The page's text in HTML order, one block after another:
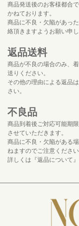
商品発送後のお客様都合
かねております。
商品に不良・欠陥があっ
絡頂きますようお願い申し
返品送料
商品が不良の場合のみ、
送りください。
その他の理由による返品
さい。
不良品
商品到着後ご対応可能期
させていただきます。
商品に不良・欠陥がある
ねますのでご注意ください
詳しくは『返品について